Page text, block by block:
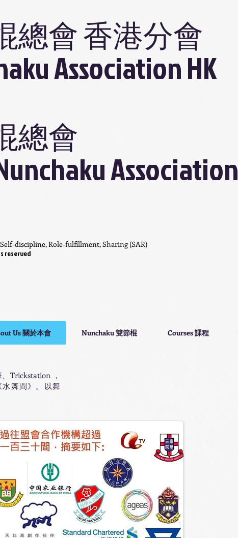
總會 香港分會
Association HK
總會
Association
discipline, Role-fulfillment, Sharing (SAR)
reserved
Us 關於本會 Nunchaku 雙節棍 Courses 課程
Trickstation ，
舞間》。以舞